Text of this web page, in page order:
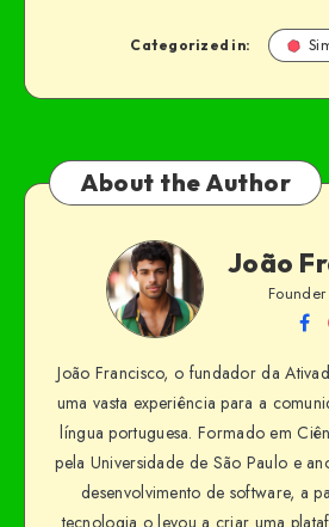
Categorized in:
About the Author
João
João Francisco, o fundador da
uma vasta experiência para a
língua portuguesa. Formado em
pela Universidade de São Paulo e
desenvolvimento de software, a